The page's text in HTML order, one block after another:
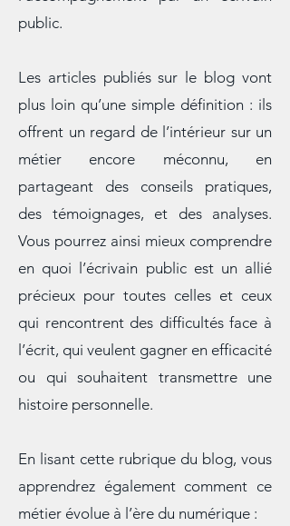
professionnel peut tirer de
public.
Les articles publiés sur le blog vont
plus loin qu’une simple définition : ils
offrent un regard de l’intérieur sur un
métier encore méconnu, en
partageant des conseils pratiques,
des témoignages, et des analyses.
Vous pourrez ainsi mieux comprendre
en quoi l’écrivain public est un allié
précieux pour toutes celles et ceux
qui rencontrent des difficultés face à
l’écrit, qui veulent gagner en efficacité
histoire personnelle.
En lisant cette rubrique du blog, vous